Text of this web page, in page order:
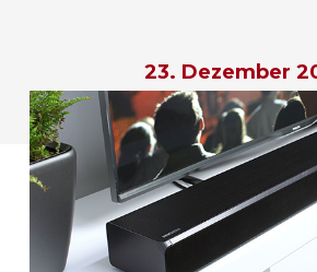
23. Dezember